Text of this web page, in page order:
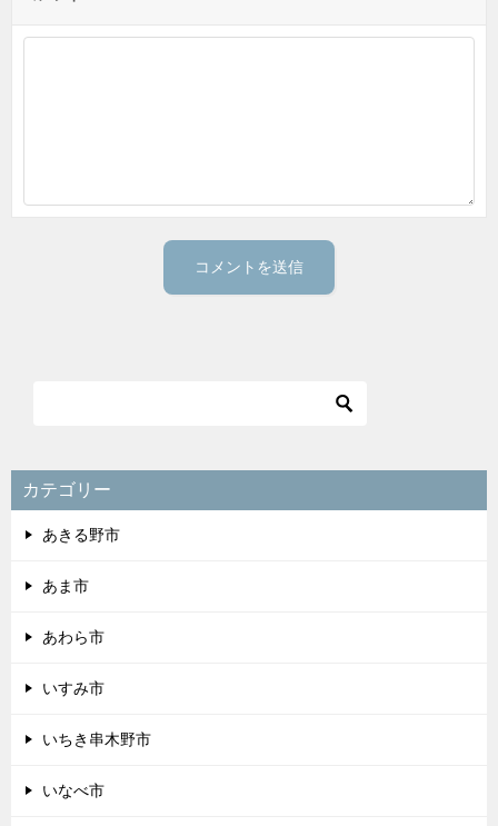
カテゴリー
あきる野市
あま市
あわら市
いすみ市
いちき串木野市
いなべ市